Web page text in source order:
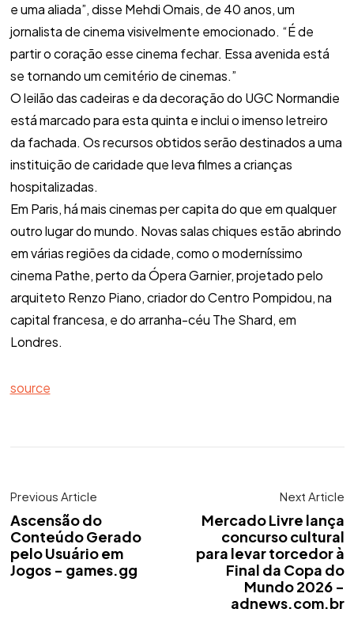
e uma aliada”, disse Mehdi Omais, de 40 anos, um
jornalista de cinema visivelmente emocionado. “É de
partir o coração esse cinema fechar. Essa avenida está
se tornando um cemitério de cinemas.”
O leilão das cadeiras e da decoração do UGC Normandie
está marcado para esta quinta e inclui o imenso letreiro
da fachada. Os recursos obtidos serão destinados a uma
instituição de caridade que leva filmes a crianças
hospitalizadas.
Em Paris, há mais cinemas per capita do que em qualquer
outro lugar do mundo. Novas salas chiques estão abrindo
em várias regiões da cidade, como o moderníssimo
cinema Pathe, perto da Ópera Garnier, projetado pelo
arquiteto Renzo Piano, criador do Centro Pompidou, na
capital francesa, e do arranha-céu The Shard, em
Londres.
source
Previous Article
Ascensão do
Conteúdo Gerado
pelo Usuário em
Jogos - games.gg
Next Article
Mercado Livre lança
concurso cultural
para levar torcedor à
Final da Copa do
Mundo 2026 -
adnews.com.br